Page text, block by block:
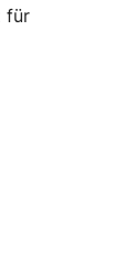
für